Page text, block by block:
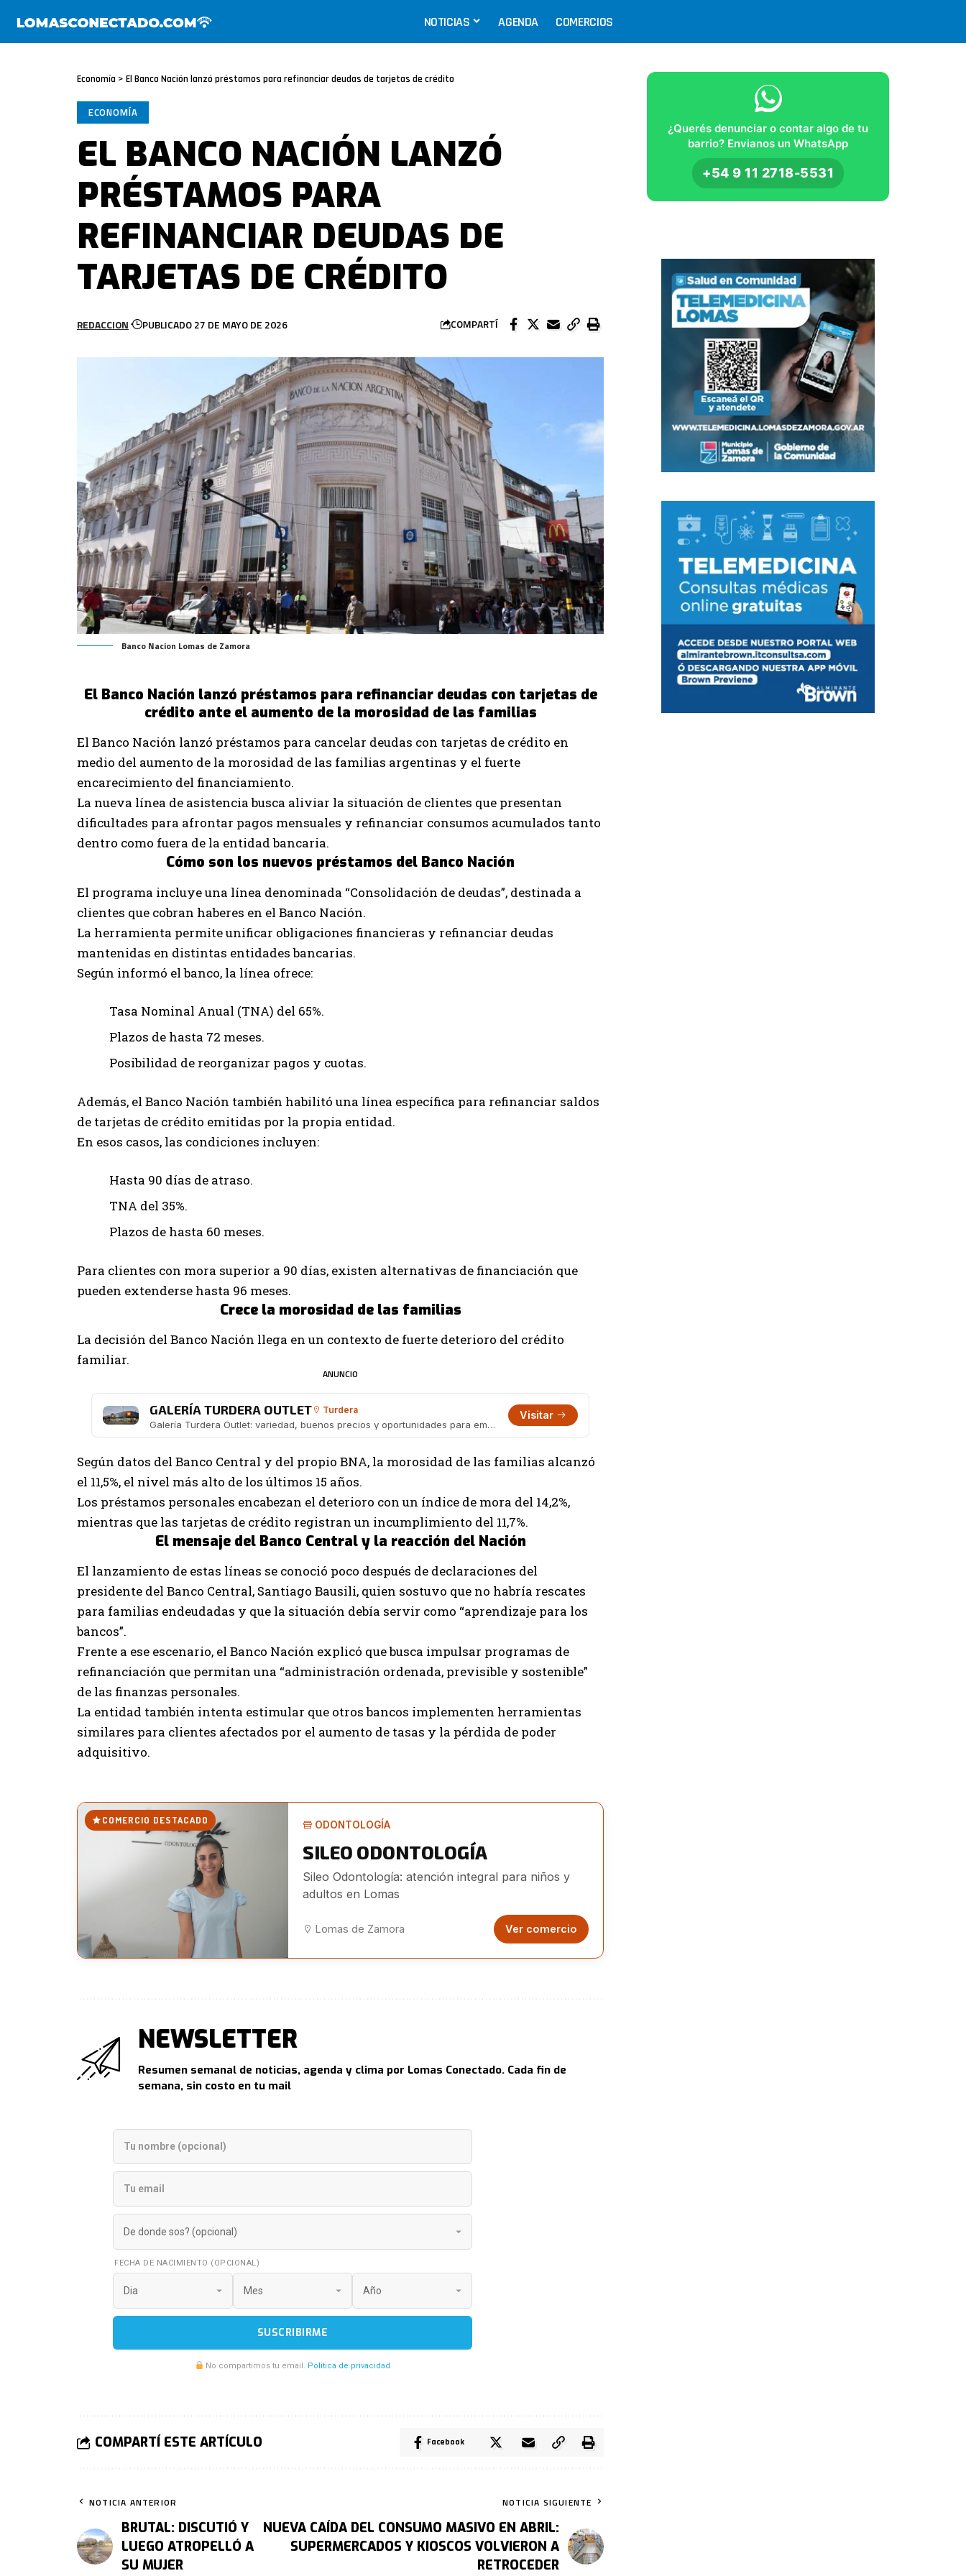
NOTICIAS AGENDA COMERCIOS
Economía > El Banco Nación lanzó préstamos para refinanciar deudas de tarjetas de crédito
ECONOMÍA
EL BANCO NACIÓN LANZÓ
PRÉSTAMOS PARA
REFINANCIAR DEUDAS DE
TARJETAS DE CRÉDITO
REDACCION PUBLICADO 27 DE MAYO DE 2026 COMPARTÍ
Banco Nacion Lomas de Zamora
El Banco Nación lanzó préstamos para refinanciar deudas con tarjetas de
crédito ante el aumento de la morosidad de las familias
El Banco Nación lanzó préstamos para cancelar deudas con tarjetas de crédito en
medio del aumento de la morosidad de las familias argentinas y el fuerte
encarecimiento del financiamiento.
La nueva línea de asistencia busca aliviar la situación de clientes que presentan
dificultades para afrontar pagos mensuales y refinanciar consumos acumulados tanto
dentro como fuera de la entidad bancaria.
Cómo son los nuevos préstamos del Banco Nación
El programa incluye una línea denominada “Consolidación de deudas”, destinada a
clientes que cobran haberes en el Banco Nación.
La herramienta permite unificar obligaciones financieras y refinanciar deudas
mantenidas en distintas entidades bancarias.
Según informó el banco, la línea ofrece:
Tasa Nominal Anual (TNA) del 65%.
Plazos de hasta 72 meses.
Posibilidad de reorganizar pagos y cuotas.
Además, el Banco Nación también habilitó una línea específica para refinanciar saldos
de tarjetas de crédito emitidas por la propia entidad.
En esos casos, las condiciones incluyen:
Hasta 90 días de atraso.
TNA del 35%.
Plazos de hasta 60 meses.
Para clientes con mora superior a 90 días, existen alternativas de financiación que
pueden extenderse hasta 96 meses.
Crece la morosidad de las familias
La decisión del Banco Nación llega en un contexto de fuerte deterioro del crédito
familiar.
ANUNCIO
GALERÍA TURDERA OUTLET Turdera
Galería Turdera Outlet: variedad, buenos precios y oportunidades para emprendedores
Visitar
Según datos del Banco Central y del propio BNA, la morosidad de las familias alcanzó
el 11,5%, el nivel más alto de los últimos 15 años.
Los préstamos personales encabezan el deterioro con un índice de mora del 14,2%,
mientras que las tarjetas de crédito registran un incumplimiento del 11,7%.
El mensaje del Banco Central y la reacción del Nación
El lanzamiento de estas líneas se conoció poco después de declaraciones del
presidente del Banco Central, Santiago Bausili, quien sostuvo que no habría rescates
para familias endeudadas y que la situación debía servir como “aprendizaje para los
bancos”.
Frente a ese escenario, el Banco Nación explicó que busca impulsar programas de
refinanciación que permitan una “administración ordenada, previsible y sostenible”
de las finanzas personales.
La entidad también intenta estimular que otros bancos implementen herramientas
similares para clientes afectados por el aumento de tasas y la pérdida de poder
adquisitivo.
COMERCIO DESTACADO ODONTOLOGÍA
SILEO ODONTOLOGÍA
Sileo Odontología: atención integral para niños y
adultos en Lomas
Lomas de Zamora Ver comercio
NEWSLETTER
Resumen semanal de noticias, agenda y clima por Lomas Conectado. Cada fin de
semana, sin costo en tu mail
FECHA DE NACIMIENTO (OPCIONAL)
SUSCRIBIRME
No compartimos tu email. Politica de privacidad
COMPARTÍ ESTE ARTÍCULO Facebook
NOTICIA ANTERIOR
BRUTAL: DISCUTIÓ Y
LUEGO ATROPELLÓ A
SU MUJER
NOTICIA SIGUIENTE
NUEVA CAÍDA DEL CONSUMO MASIVO EN ABRIL:
SUPERMERCADOS Y KIOSCOS VOLVIERON A
RETROCEDER
¿Querés denunciar o contar algo de tu
barrio? Envianos un WhatsApp
+54 9 11 2718-5531